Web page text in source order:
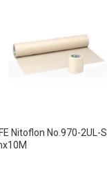
Nitoflon No.970-2UL-S